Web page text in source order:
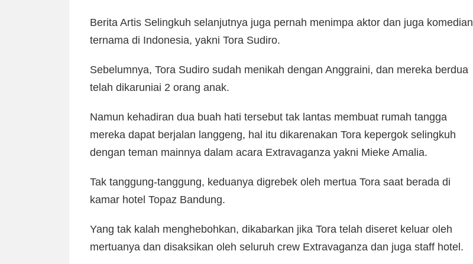
Berita Artis Selingkuh selanjutnya juga pernah menimpa aktor dan juga komedian
ternama di Indonesia, yakni Tora Sudiro.
Sebelumnya, Tora Sudiro sudah menikah dengan Anggraini, dan mereka berdua
telah dikaruniai 2 orang anak.
Namun kehadiran dua buah hati tersebut tak lantas membuat rumah tangga
mereka dapat berjalan langgeng, hal itu dikarenakan Tora kepergok selingkuh
dengan teman mainnya dalam acara Extravaganza yakni Mieke Amalia.
Tak tanggung-tanggung, keduanya digrebek oleh mertua Tora saat berada di
kamar hotel Topaz Bandung.
Yang tak kalah menghebohkan, dikabarkan jika Tora telah diseret keluar oleh
mertuanya dan disaksikan oleh seluruh crew Extravaganza dan juga staff hotel.